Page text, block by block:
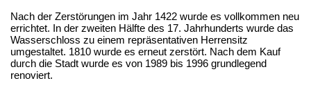
Nach der Zerstörungen im Jahr 1422 wurde es vollkommen neu
errichtet. In der zweiten Hälfte des 17. Jahrhunderts wurde das
Wasserschloss zu einem repräsentativen Herrensitz
umgestaltet. 1810 wurde es erneut zerstört. Nach dem Kauf
durch die Stadt wurde es von 1989 bis 1996 grundlegend
renoviert.